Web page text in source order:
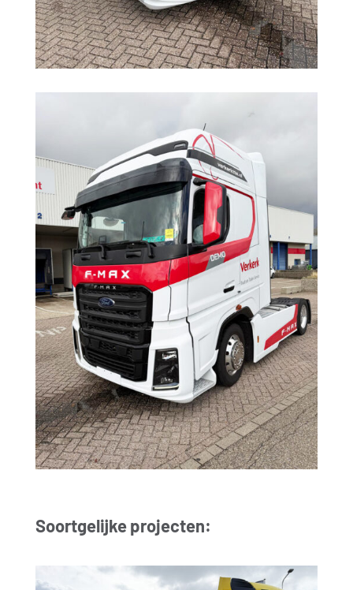
Soortgelijke projecten: